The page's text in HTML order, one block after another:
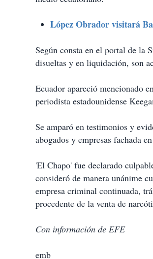
López Obrador visitará
Según consta en el portal de la
disueltas y en liquidación, son
Ecuador apareció mencionado
periodista estadounidense
Se amparó en testimonios y
abogados y empresas fachada
'El Chapo' fue declarado
consideró de manera unánime
empresa criminal continuada,
procedente de la venta de
Con información de EFE
emb